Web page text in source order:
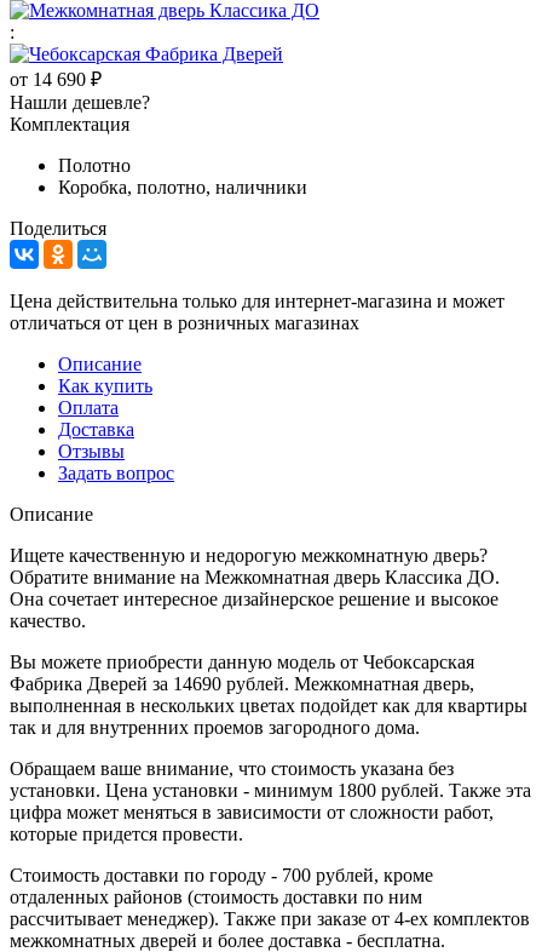
:
от 14 690 ₽
Нашли дешевле?
Комплектация
Полотно
Коробка, полотно, наличники
Поделиться
Цена действительна только для интернет-магазина и может
отличаться от цен в розничных магазинах
Описание
Как купить
Оплата
Доставка
Отзывы
Задать вопрос
Описание
Ищете качественную и недорогую межкомнатную дверь?
Обратите внимание на Межкомнатная дверь Классика ДО.
Она сочетает интересное дизайнерское решение и высокое
качество.
Вы можете приобрести данную модель от Чебоксарская
Фабрика Дверей за 14690 рублей. Межкомнатная дверь,
выполненная в нескольких цветах подойдет как для квартиры
так и для внутренних проемов загородного дома.
Обращаем ваше внимание, что стоимость указана без
установки. Цена установки - минимум 1800 рублей. Также эта
цифра может меняться в зависимости от сложности работ,
которые придется провести.
Стоимость доставки по городу - 700 рублей, кроме
отдаленных районов (стоимость доставки по ним
рассчитывает менеджер). Также при заказе от 4-ех комплектов
межкомнатных дверей и более доставка - бесплатна.